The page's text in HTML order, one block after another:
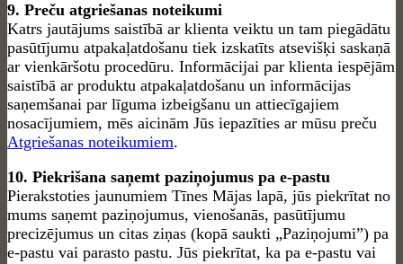
9. Preču atgriešanas noteikumi
Katrs jautājums saistībā ar klienta veiktu un tam piegādātu
pasūtījumu atpakaļatdošanu tiek izskatīts atsevišķi saskaņā
ar vienkāršotu procedūru. Informācijai par klienta iespējām
saistībā ar produktu atpakaļatdošanu un informācijas
saņemšanai par līguma izbeigšanu un attiecīgajiem
nosacījumiem, mēs aicinām Jūs iepazīties ar mūsu preču
Atgriešanas noteikumiem.
10. Piekrišana saņemt paziņojumus pa e-pastu
Pierakstoties jaunumiem Tīnes Mājas lapā, jūs piekrītat no
mums saņemt paziņojumus, vienošanās, pasūtījumu
precizējumus un citas ziņas (kopā saukti „Paziņojumi”) pa
e-pastu vai parasto pastu. Jūs piekrītat, ka pa e-pastu vai